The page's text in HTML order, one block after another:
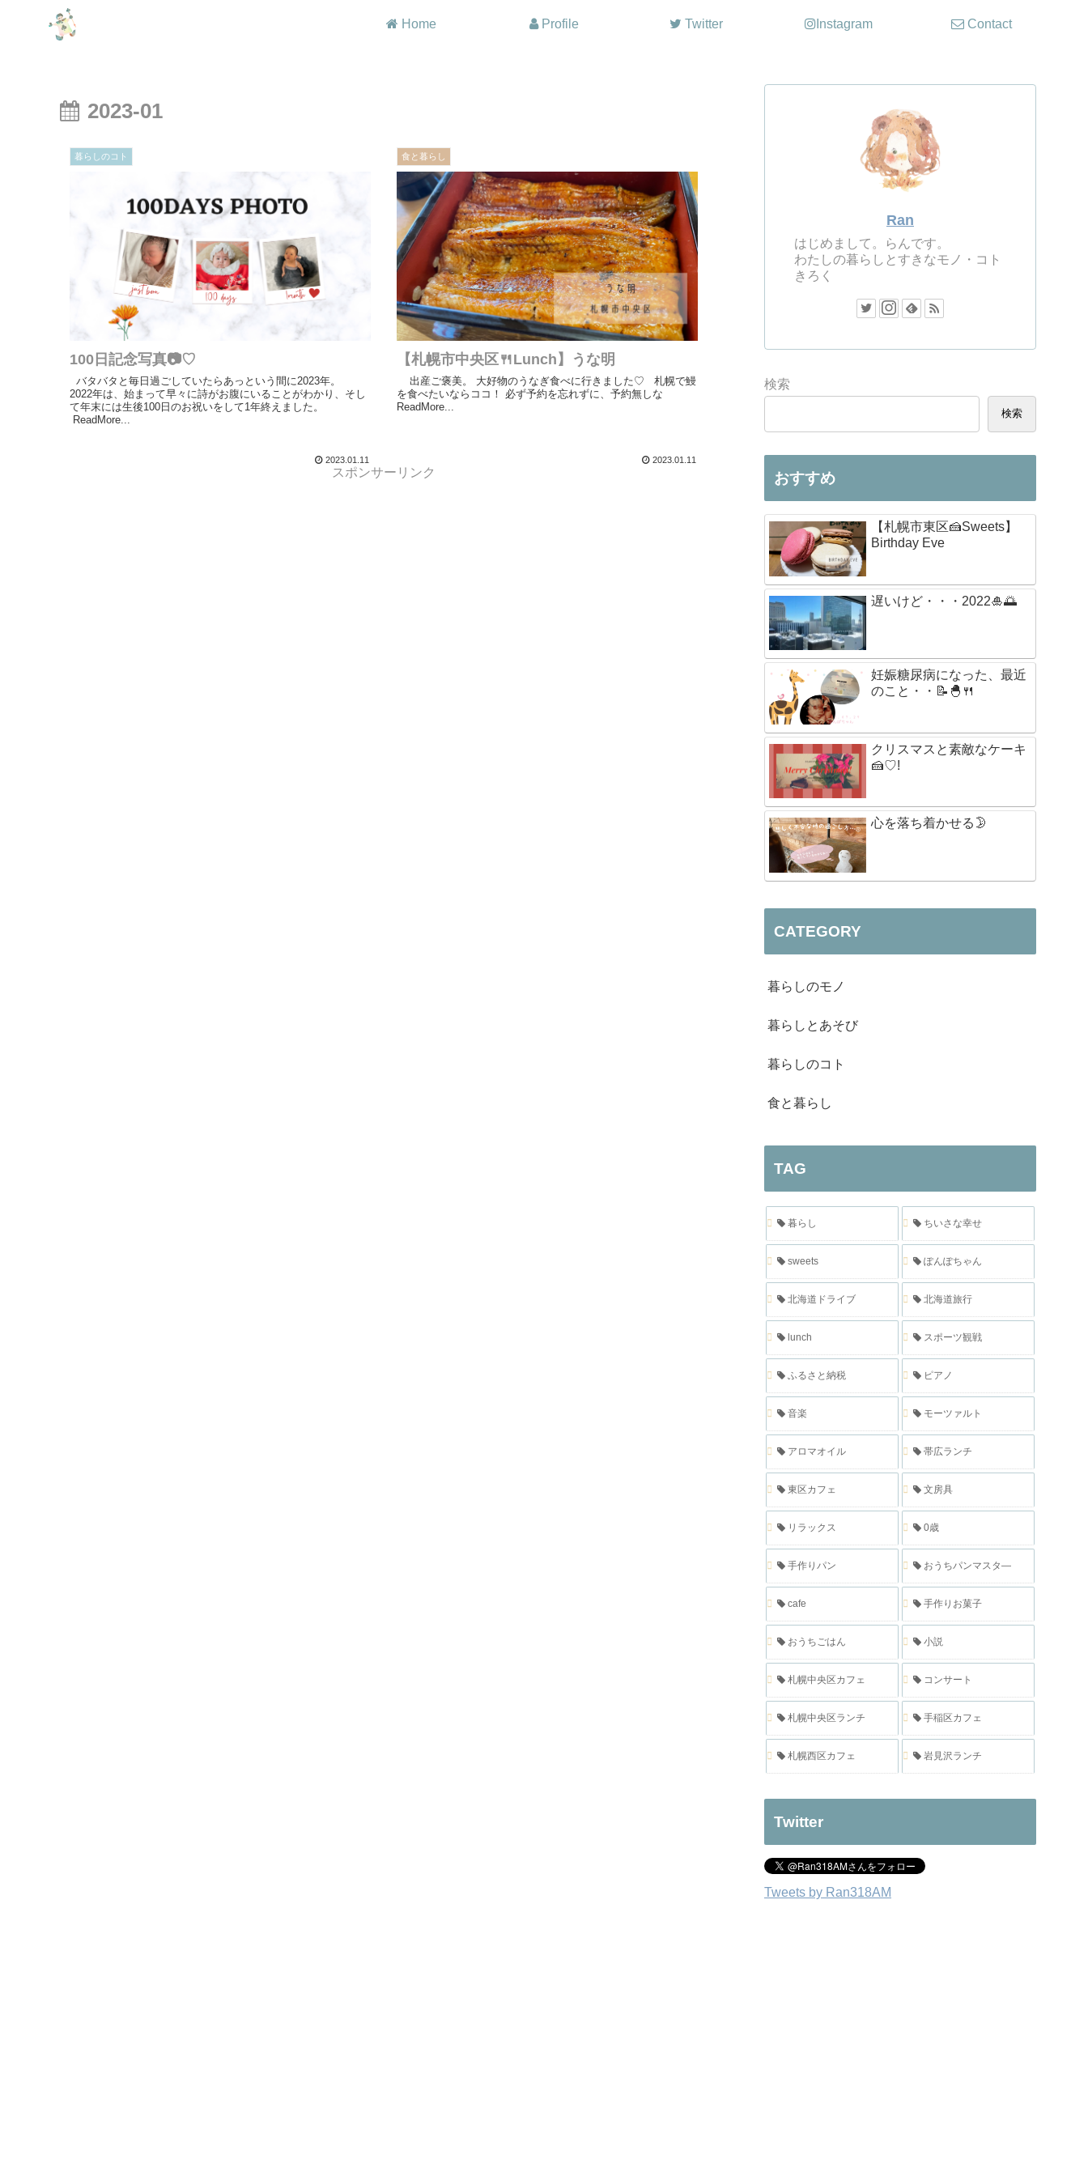
Home Profile Twitter Instagram Contact
2023-01
暮らしのコト
100日記念写真📷♡
バタバタと毎日過ごしていたらあっという間に2023年。
2022年は、始まって早々に詩がお腹にいることがわかり、そし
て年末には生後100日のお祝いをして1年終えました。
ReadMore...
2023.01.11
食と暮らし
【札幌市中央区🍴Lunch】うな明
出産ご褒美。 大好物のうなぎ食べに行きました♡ 札幌で鰻
を食べたいならココ！ 必ず予約を忘れずに、予約無しな
ReadMore...
2023.01.11
スポンサーリンク
Ran
はじめまして。らんです。
わたしの暮らしとすきなモノ・コト
きろく
検索
検索
おすすめ
【札幌市東区🍰Sweets】
Birthday Eve
遅いけど・・・2022🎍🌅
妊娠糖尿病になった、最近
のこと・・📝🐣🍴
クリスマスと素敵なケーキ
🍰♡!
心を落ち着かせる🌛
CATEGORY
暮らしのモノ
暮らしとあそび
暮らしのコト
食と暮らし
TAG
暮らし ちいさな幸せ
sweets ぽんぽちゃん
北海道ドライブ 北海道旅行
lunch スポーツ観戦
ふるさと納税 ピアノ
音楽 モーツァルト
アロマオイル 帯広ランチ
東区カフェ 文房具
リラックス 0歳
手作りパン おうちパンマスタ―
cafe 手作りお菓子
おうちごはん 小説
札幌中央区カフェ コンサート
札幌中央区ランチ 手稲区カフェ
札幌西区カフェ 岩見沢ランチ
Twitter
Tweets by Ran318AM